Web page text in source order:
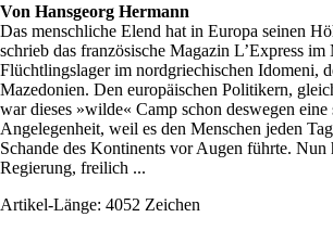
Von Hansgeorg Hermann
Das menschliche Elend hat in Europa seinen
schrieb das französische Magazin L’Express im
Flüchtlingslager im nordgriechischen Idomeni,
Mazedonien. Den europäischen Politikern,
war dieses »wilde« Camp schon deswegen eine
Angelegenheit, weil es den Menschen jeden
Schande des Kontinents vor Augen führte. Nun
Regierung, freilich ...
Artikel-Länge: 4052 Zeichen